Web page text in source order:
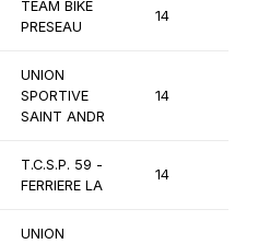
TEAM BIKE
PRESEAU
14
UNION
SPORTIVE
SAINT ANDR
14
T.C.S.P. 59 -
FERRIERE LA
14
UNION